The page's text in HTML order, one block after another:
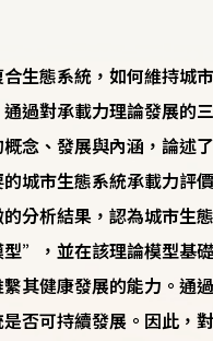
生態系統，如何維持城
過對承載力理論發展
念、發展與內涵，論述
城市生態系統承載力
分析結果，認為城市生
”，並在該理論模型基
其健康發展的能力。通
否可持續發展。因此